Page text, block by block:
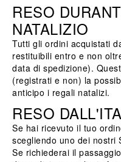
RESO
NATALIZIO
Tutti gli ordini acquistati
restituibili entro e non
data di spedizione).
(registrati e non) la
anticipo i regali natalizi.
RESO
Se hai ricevuto il tuo
scegliendo uno dei nostri
Se richiederai il